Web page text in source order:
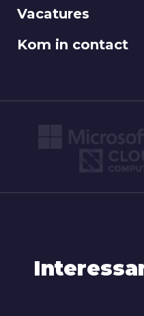
Vacatures
Kom in contact